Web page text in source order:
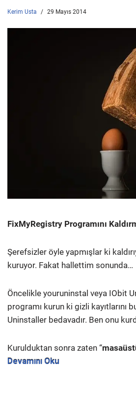
Kerim Usta 29 Mayıs 2014
FixMyRegistry Programını
Şerefsizler öyle yapmışlar ki
kuruyor. Fakat hallettim sonunda…
Öncelikle youruninstal veya IObit
programı kurun ki gizli kayıtlarını
Uninstaller bedavadır. Ben onu
Kurulduktan sonra zaten “
Devamını Oku